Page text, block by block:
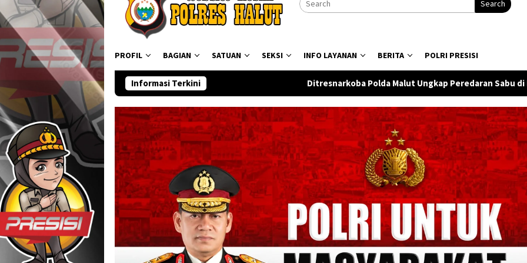
Search
PROFIL BAGIAN SATUAN SEKSI INFO LAYANAN BERITA POLRI PRESISI
Informasi Terkini Ditresnarkoba Polda Malut Ungkap Peredaran Sabu di Halmahera Tengah, Satu